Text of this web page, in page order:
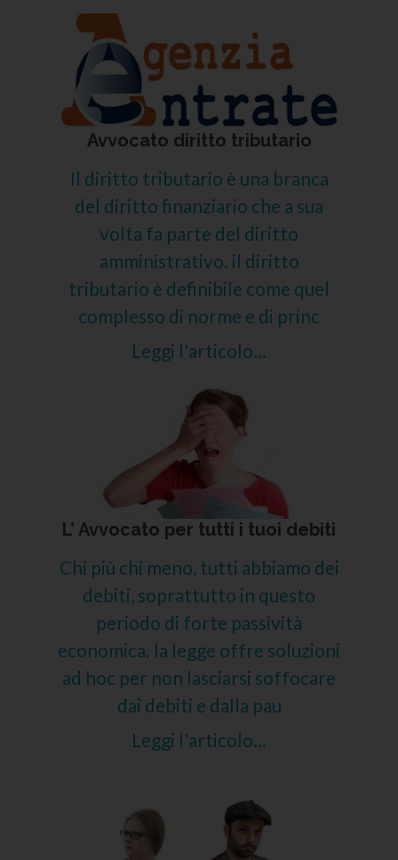
Avvocato diritto tributario
Il diritto tributario è una branca
del diritto finanziario che a sua
volta fa parte del diritto
amministrativo. il diritto
tributario è definibile come quel
complesso di norme e di princ
Leggi l'articolo...
L’ Avvocato per tutti i tuoi debiti
Chi più chi meno, tutti abbiamo dei
debiti, soprattutto in questo
periodo di forte passività
economica. la legge offre soluzioni
ad hoc per non lasciarsi soffocare
dai debiti e dalla pau
Leggi l'articolo...